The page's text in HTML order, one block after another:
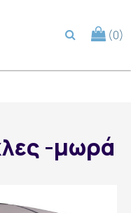
(0)
-μωρά